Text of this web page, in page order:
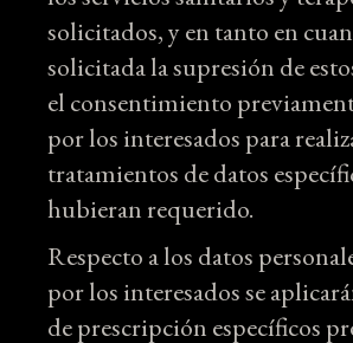
solicitados, y en tanto en
solicitada la supresión de
el consentimiento
por los interesados para
tratamientos de datos
hubieran requerido.
Respecto a los datos
por los interesados se
de prescripción específicos